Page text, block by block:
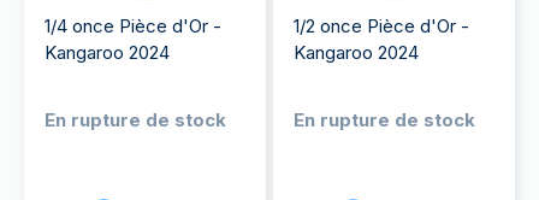
1/4 once Pièce d'Or -
Kangaroo 2024
En rupture de stock
1/2 once Pièce d'Or -
Kangaroo 2024
En rupture de stock